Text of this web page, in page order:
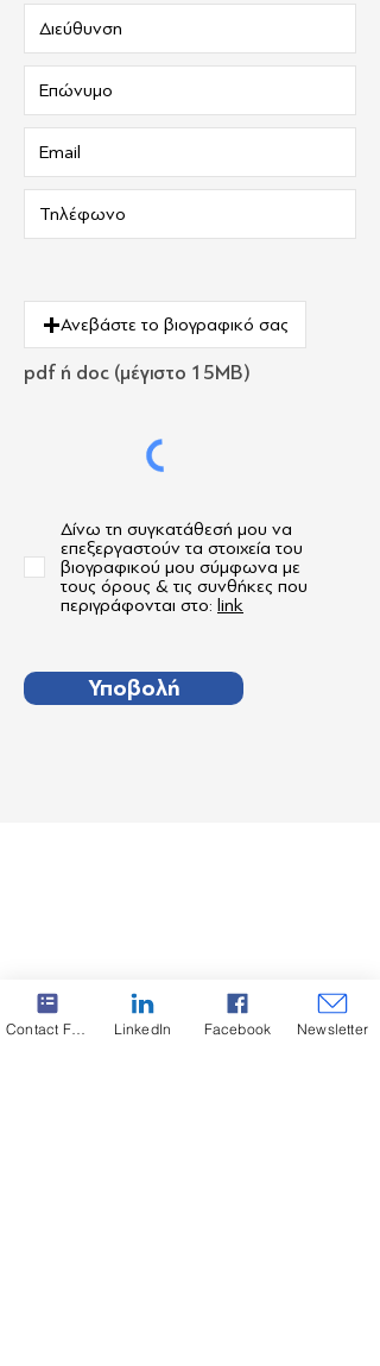
Ανεβάστε το βιογραφικό σας
pdf ή doc (μέγιστο 15ΜΒ)
Δίνω τη συγκατάθεσή μου να
επεξεργαστούν τα στοιχεία του
βιογραφικού μου σύμφωνα με
τους όρους & τις συνθήκες που
περιγράφονται στο: link
Υποβολή
Contact Form LinkedIn Facebook Newsletter